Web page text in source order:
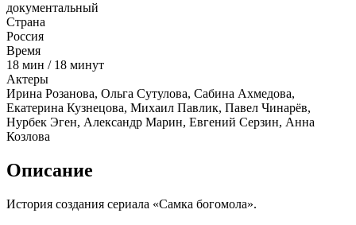
документальный
Страна
Россия
Время
18 мин / 18 минут
Актеры
Ирина Розанова, Ольга Сутулова, Сабина Ахмедова,
Екатерина Кузнецова, Михаил Павлик, Павел Чинарёв,
Нурбек Эген, Александр Марин, Евгений Серзин, Анна
Козлова
Описание
История создания сериала «Самка богомола».